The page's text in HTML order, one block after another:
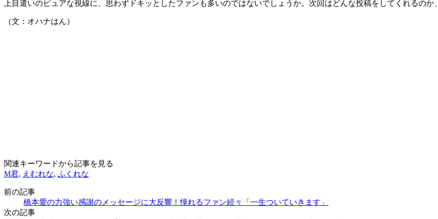
上目遣いのピュアな視線に、思わずドキッとしたファンも多いのではないでしょうか。次回はどんな投稿をしてくれるのか
（文：オハナはん）
関連キーワードから記事を見る
M君, えむれな, ふくれな
前の記事
橋本愛の力強い感謝のメッセージに大反響！憧れるファン続々「一生ついていきます」
次の記事